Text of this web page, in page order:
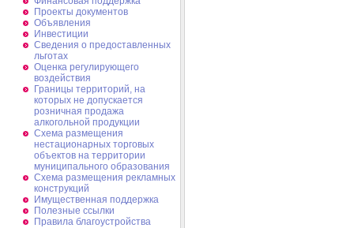
Проекты документов
Объявления
Инвестиции
Сведения о предоставленных
льготах
Оценка регулирующего
воздействия
Границы территорий, на
которых не допускается
розничная продажа
алкогольной продукции
Схема размещения
нестационарных торговых
объектов на территории
муниципального образования
Схема размещения рекламных
конструкций
Имущественная поддержка
Полезные ссылки
Правила благоустройства